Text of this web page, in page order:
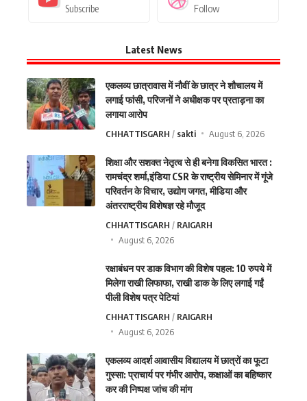
Subscribe Follow
Latest News
एकलव्य छात्रावास में नौवीं के छात्र ने शौचालय में
लगाई फांसी, परिजनों ने अधीक्षक पर प्रताड़ना का
लगाया आरोप
CHHATTISGARH sakti August 6, 2026
शिक्षा और सशक्त नेतृत्व से ही बनेगा विकसित भारत :
रामचंद्र शर्मा,इंडिया CSR के राष्ट्रीय सेमिनार में गूंजे
परिवर्तन के विचार, उद्योग जगत, मीडिया और
अंतरराष्ट्रीय विशेषज्ञ रहे मौजूद
CHHATTISGARH
RAIGARH
August 6, 2026
रक्षाबंधन पर डाक विभाग की विशेष पहल: 10 रुपये में
मिलेगा राखी लिफाफा, राखी डाक के लिए लगाई गईं
पीली विशेष पत्र पेटियां
CHHATTISGARH
RAIGARH
August 6, 2026
एकलव्य आदर्श आवासीय विद्यालय में छात्रों का फूटा
गुस्सा: प्राचार्य पर गंभीर आरोप, कक्षाओं का बहिष्कार
कर की निष्पक्ष जांच की मांग